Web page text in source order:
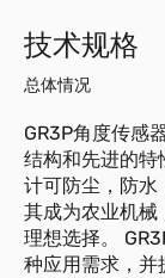
技术规格
总体情况
GR3P角度传感
结构和先进的特
计可防尘，防水
其成为农业机械
理想选择。
种应用需求，并